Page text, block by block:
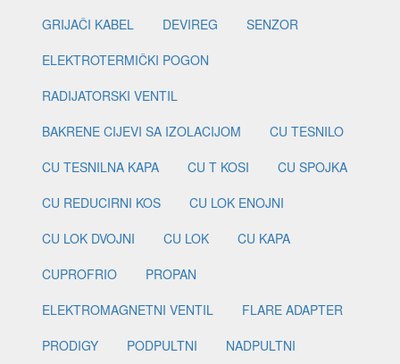
GRIJAČI KABEL
DEVIREG
SENZOR
ELEKTROTERMIČKI POGON
RADIJATORSKI VENTIL
BAKRENE CIJEVI SA IZOLACIJOM
CU TESNILO
CU TESNILNA KAPA
CU T KOSI
CU SPOJKA
CU REDUCIRNI KOS
CU LOK ENOJNI
CU LOK DVOJNI
CU LOK
CU KAPA
CUPROFRIO
PROPAN
ELEKTROMAGNETNI VENTIL
FLARE ADAPTER
PRODIGY
PODPULTNI
NADPULTNI